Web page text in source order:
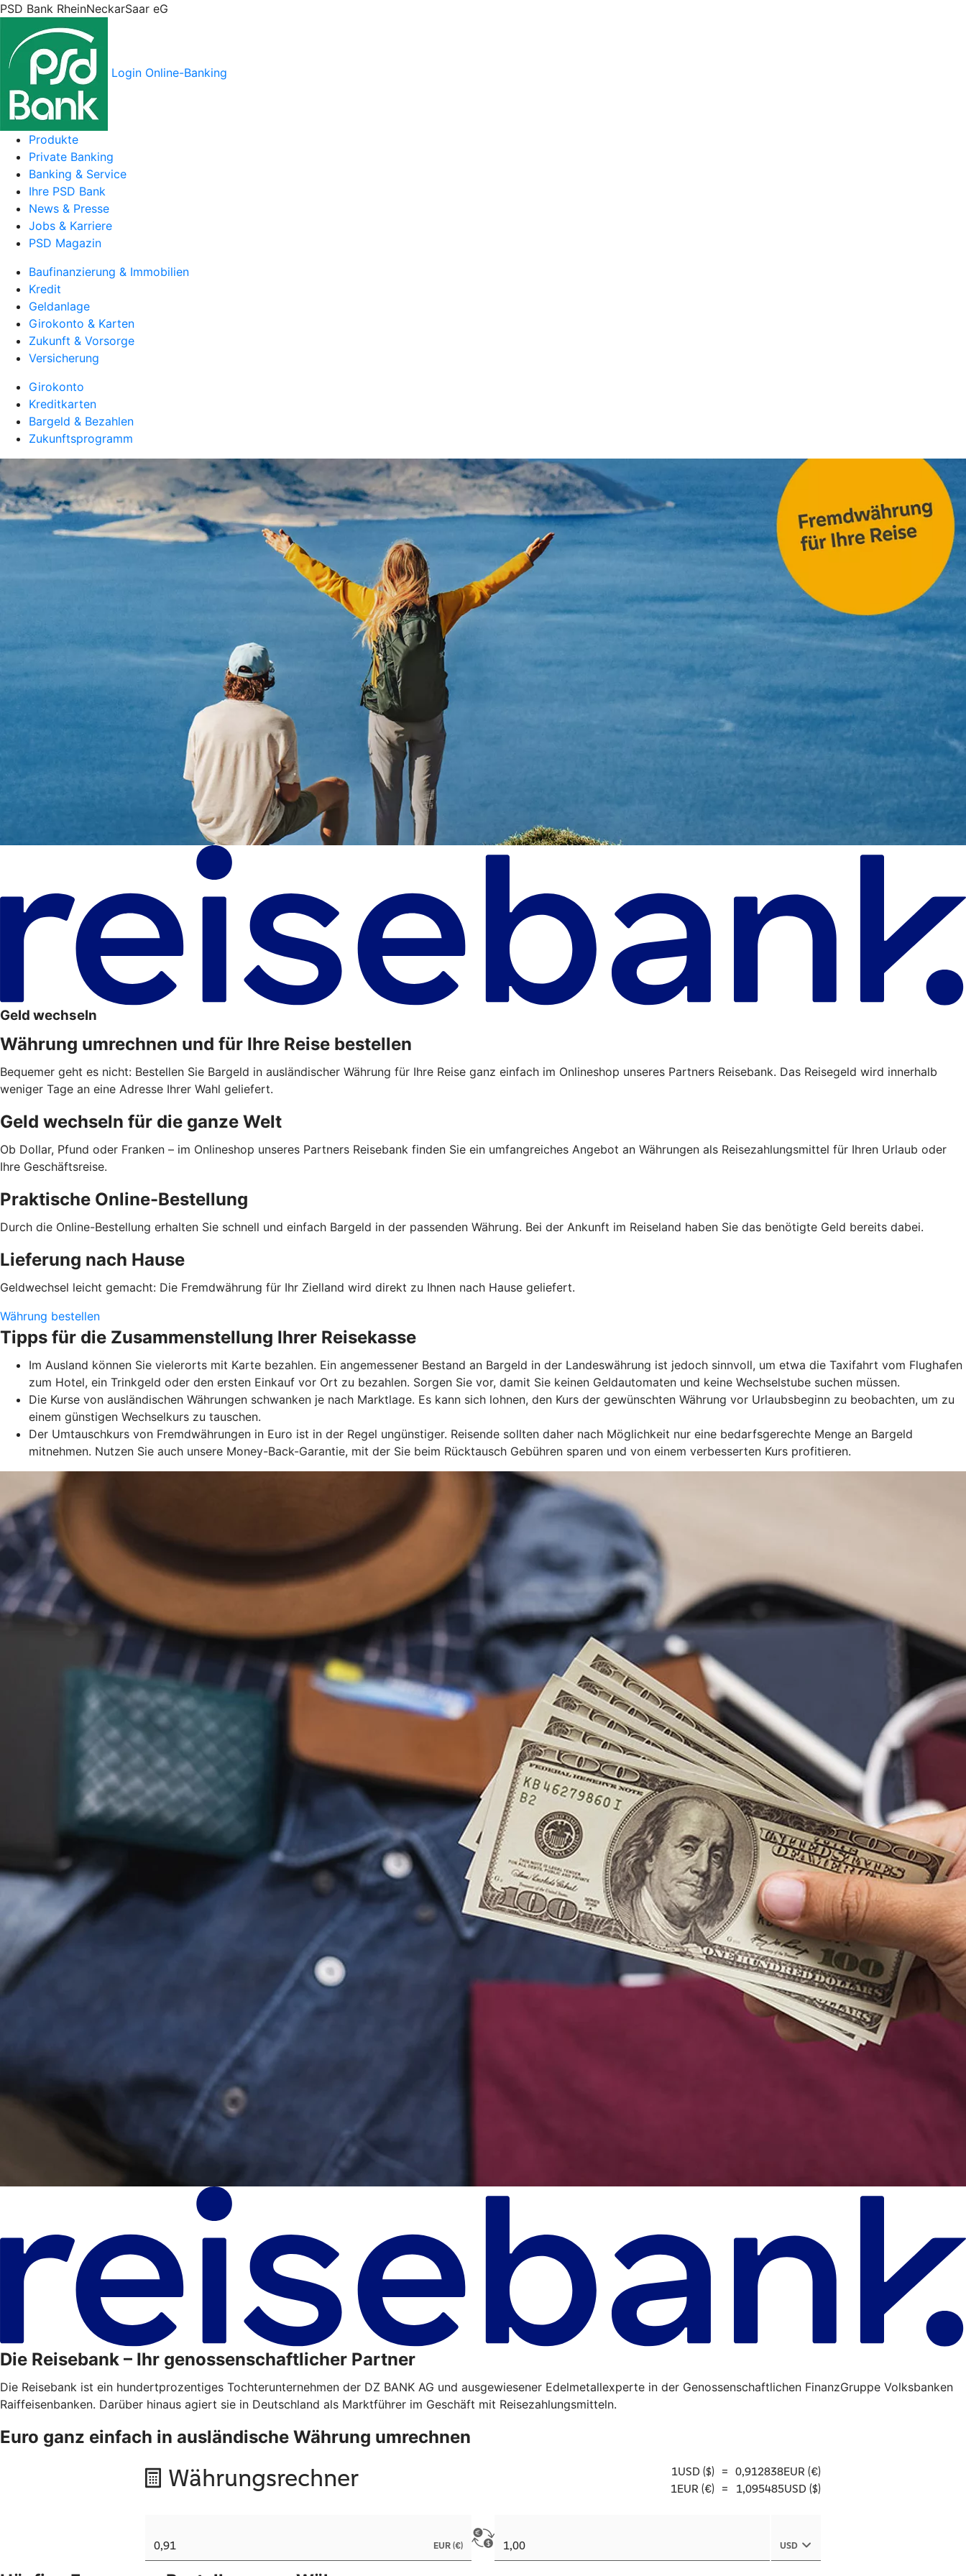
PSD Bank RheinNeckarSaar eG
Login Online-Banking
Produkte
Private Banking
Banking & Service
Ihre PSD Bank
News & Presse
Jobs & Karriere
PSD Magazin
Baufinanzierung & Immobilien
Kredit
Geldanlage
Girokonto & Karten
Zukunft & Vorsorge
Versicherung
Girokonto
Kreditkarten
Bargeld & Bezahlen
Zukunftsprogramm
Geld wechseln
Währung umrechnen und für Ihre Reise bestellen
Bequemer geht es nicht: Bestellen Sie Bargeld in ausländischer Währung für Ihre Reise ganz einfach im Onlineshop unseres Partners Reisebank. Das Reisegeld wird innerhalb
weniger Tage an eine Adresse Ihrer Wahl geliefert.
Geld wechseln für die ganze Welt
Ob Dollar, Pfund oder Franken – im Onlineshop unseres Partners Reisebank finden Sie ein umfangreiches Angebot an Währungen als Reisezahlungsmittel für Ihren Urlaub oder
Ihre Geschäftsreise.
Praktische Online-Bestellung
Durch die Online-Bestellung erhalten Sie schnell und einfach Bargeld in der passenden Währung. Bei der Ankunft im Reiseland haben Sie das benötigte Geld bereits dabei.
Lieferung nach Hause
Geldwechsel leicht gemacht: Die Fremdwährung für Ihr Zielland wird direkt zu Ihnen nach Hause geliefert.
Währung bestellen
Tipps für die Zusammenstellung Ihrer Reisekasse
Im Ausland können Sie vielerorts mit Karte bezahlen. Ein angemessener Bestand an Bargeld in der Landeswährung ist jedoch sinnvoll, um etwa die Taxifahrt vom Flughafen
zum Hotel, ein Trinkgeld oder den ersten Einkauf vor Ort zu bezahlen. Sorgen Sie vor, damit Sie keinen Geldautomaten und keine Wechselstube suchen müssen.
Die Kurse von ausländischen Währungen schwanken je nach Marktlage. Es kann sich lohnen, den Kurs der gewünschten Währung vor Urlaubsbeginn zu beobachten, um zu
einem günstigen Wechselkurs zu tauschen.
Der Umtauschkurs von Fremdwährungen in Euro ist in der Regel ungünstiger. Reisende sollten daher nach Möglichkeit nur eine bedarfsgerechte Menge an Bargeld
mitnehmen. Nutzen Sie auch unsere Money-Back-Garantie, mit der Sie beim Rücktausch Gebühren sparen und von einem verbesserten Kurs profitieren.
Die Reisebank – Ihr genossenschaftlicher Partner
Die Reisebank ist ein hundertprozentiges Tochterunternehmen der DZ BANK AG und ausgewiesener Edelmetallexperte in der Genossenschaftlichen FinanzGruppe Volksbanken
Raiffeisenbanken. Darüber hinaus agiert sie in Deutschland als Marktführer im Geschäft mit Reisezahlungsmitteln.
Euro ganz einfach in ausländische Währung umrechnen